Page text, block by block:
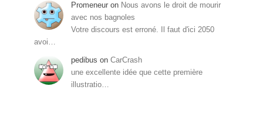
Promeneur on Nous avons le droit de mourir
avec nos bagnoles
Votre discours est erroné. Il faut d'ici 2050
avoi…
pedibus on CarCrash
une excellente idée que cette première
illustratio…